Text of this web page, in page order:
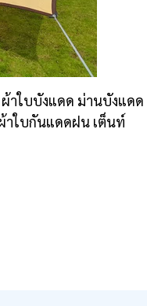
าใบบังแดด ม่านบังแดด
าใบกันแดดฝน เต็นท์